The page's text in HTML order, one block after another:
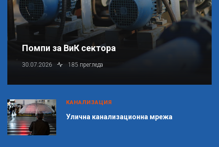
Помпи за ВиК сектора
30.07.2026 185 прегледа
КАНАЛИЗАЦИЯ
Улична канализационна мрежа